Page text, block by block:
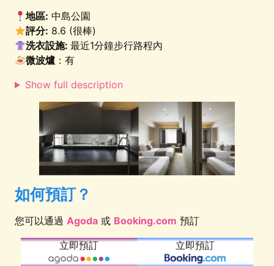
地區: 中島公園
評分: 8.6 (很棒)
洗衣設施: 最近1分鐘步行路程內
微波爐 ：有
Show full description
如何預訂？
您可以通過 Agoda 或 Booking.com 預訂
立即預訂
立即預訂